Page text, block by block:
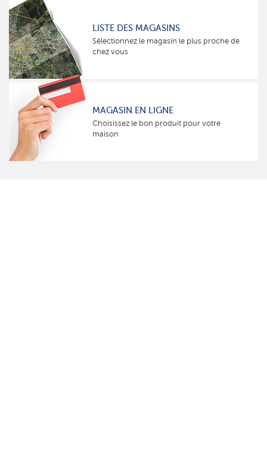
LISTE DES MAGASINS
Sélectionnez le magasin le plus proche de
chez vous
MAGASIN EN LIGNE
Choisissez le bon produit pour votre
maison